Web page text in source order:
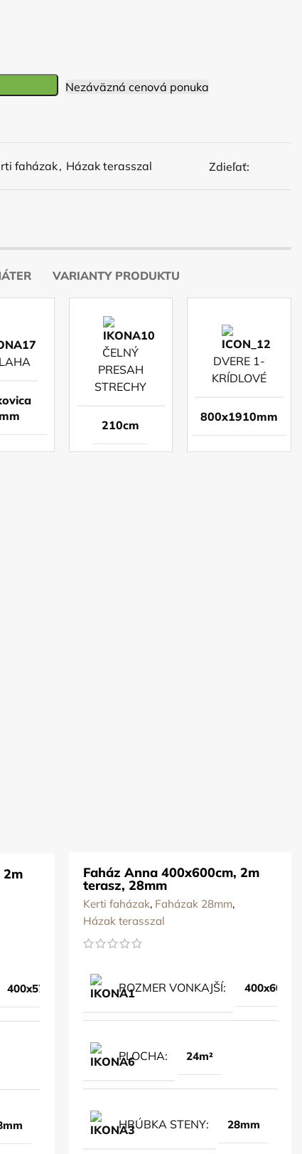
Nezáväzná cenová ponuka
faházak, Házak terasszal Zdieľať:
VARIANTY PRODUKTU
ČELNÝ
PRESAH
STRECHY
210cm
DVERE 1-
KRÍDLOVÉ
800x1910mm
2m
400x570cm
Faház Anna 400x600cm, 2m
terasz, 28mm
Kerti faházak, Faházak 28mm,
Házak terasszal
ROZMER VONKAJŠÍ
PLOCHA 24m²
HRÚBKA STENY 28mm